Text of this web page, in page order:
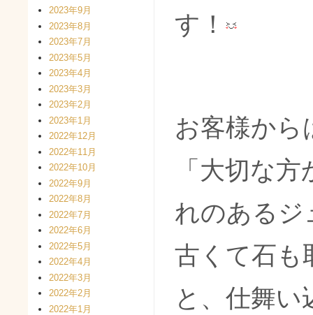
す！
お客様から
「大切な
れのあるジ
古くて石も
と、仕舞
2023年9月
2023年8月
2023年7月
2023年5月
2023年4月
2023年3月
2023年2月
2023年1月
2022年12月
2022年11月
2022年10月
2022年9月
2022年8月
2022年7月
2022年6月
2022年5月
2022年4月
2022年3月
2022年2月
2022年1月